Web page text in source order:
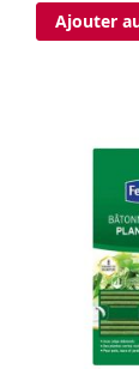
Ajouter